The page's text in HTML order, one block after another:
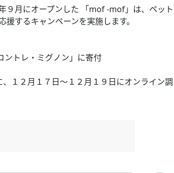
９月にオープンした 「mof -mof」は、ペット
するキャンペーンを実施します。
トレ・ミグノン」に寄付
１２月１７日〜１２月１９日にオンライン調